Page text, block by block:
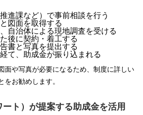
進課など）で事前相談を行う
図面を取得する
自治体による現地調査を受ける
後に契約・着工する
書と写真を提出する
て、助成金が振り込まれる
面や写真が必要になるため、制度に詳しい
をお勧めします。
ト）が提案する助成金を活用